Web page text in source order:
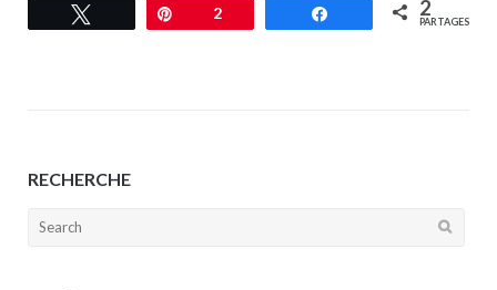
Tweetez Épingle
2 Partagez 2
PARTAGES
RECHERCHE
for: